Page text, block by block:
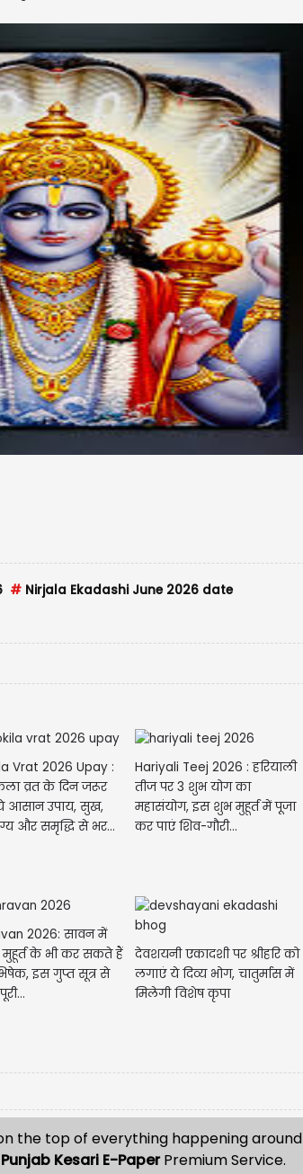
# Nirjala Ekadashi June 2026 date
Vrat 2026 Upay :
व्रत के दिन जरूर
आसान उपाय, सुख,
और समृद्धि से भर...
Hariyali Teej 2026 : हरियाली
तीज पर 3 शुभ योग का
महासंयोग, इस शुभ मुहूर्त में पूजा
कर पाएं शिव-गौरी...
2026: सावन में
मुहूर्त के भी कर सकते हैं
इस गुप्त सूत्र से
देवशयनी एकादशी पर श्रीहरि को
लगाएं ये दिव्य भोग, चातुर्मास में
मिलेगी विशेष कृपा
the top of everything happening
Punjab Kesari E-PaperPremium Service.